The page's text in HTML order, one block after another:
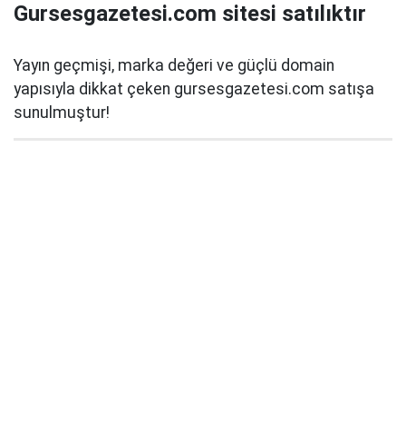
Gursesgazetesi.com sitesi satılıktır
Yayın geçmişi, marka değeri ve güçlü domain
yapısıyla dikkat çeken gursesgazetesi.com satışa
sunulmuştur!